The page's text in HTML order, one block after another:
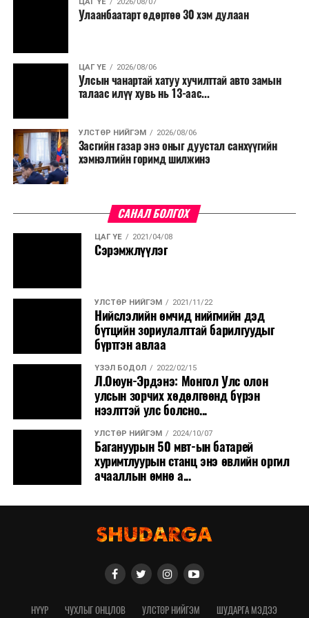
хамт олны урлаг, спортын арга хэмжээг зохион
байгуулахгүй байх, төрийн албанд шинэ орон тоо бий
сургалтыг цахим хэлбэрт шилжүүлэх, төрийн албан
хаагчдыг зарим өдрүүдэд цахимаар ажиллуулах арга
хэмжээг үргэлжлүүлэхийг үүрэг болголоо.
Төсвийн сахилга бат сайжирч, эдийн засгийн нөхцөл
байдал хэвийн болсон тохиолдолд эдгээр
хязгаарлалтыг үе шаттайгаар сулруулах юм.
ЦАГ ҮЕ 2026/08/07
Улаанбаатарт өдөртөө 30 хэм дулаан
ЦАГ ҮЕ 2026/08/06
Улсын чанартай хатуу хучилттай авто замын
талаас илүү хувь нь 13-аас...
УЛСТӨР НИЙГЭМ 2026/08/06
Засгийн газар энэ оныг дуустал санхүүгийн
хэмнэлтийн горимд шилжинэ
САНАЛ БОЛГОХ
ЦАГ ҮЕ 2021/04/08
Сэрэмжлүүлэг
УЛСТӨР НИЙГЭМ 2021/11/22
Нийслэлийн өмчид нийгмийн дэд
бүтцийн зориулалттай барилгуудыг
бүртгэн авлаа
ҮЗЭЛ БОДОЛ 2022/02/15
Л.Оюун-Эрдэнэ: Монгол Улс олон
улсын зорчих хөдөлгөөнд бүрэн
нээлттэй улс болсно...
УЛСТӨР НИЙГЭМ 2024/10/07
Багануурын 50 мвт-ын батарей
хуримтлуурын станц энэ өвлийн оргил
ачааллын өмнө а...
НҮҮР ЧУХЛЫГ ОНЦЛОВ УЛСТӨР НИЙГЭМ ШУДАРГА МЭДЭЭ